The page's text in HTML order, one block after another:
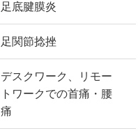
足底腱膜炎
足関節捻挫
デスクワーク、リモー
トワークでの首痛・腰
痛